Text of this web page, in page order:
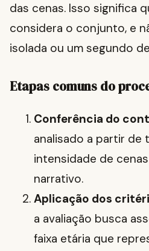
das cenas. Isso significa
considera o conjunto, e
isolada ou um segundo
Etapas comuns do
Conferência do
analisado a partir de
intensidade de
narrativo.
Aplicação dos
a avaliação busca
faixa etária que